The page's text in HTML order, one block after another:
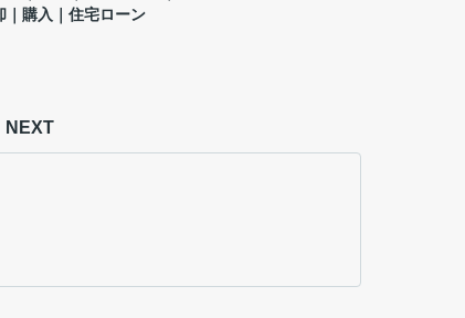
｜購入｜住宅ローン
NEXT